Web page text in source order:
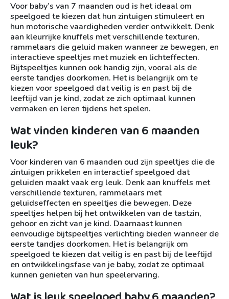
Voor baby’s van 7 maanden oud is het ideaal om
speelgoed te kiezen dat hun zintuigen stimuleert en
hun motorische vaardigheden verder ontwikkelt. Denk
aan kleurrijke knuffels met verschillende texturen,
rammelaars die geluid maken wanneer ze bewegen, en
interactieve speeltjes met muziek en lichteffecten.
Bijtspeeltjes kunnen ook handig zijn, vooral als de
eerste tandjes doorkomen. Het is belangrijk om te
kiezen voor speelgoed dat veilig is en past bij de
leeftijd van je kind, zodat ze zich optimaal kunnen
vermaken en leren tijdens het spelen.
Wat vinden kinderen van 6 maanden
leuk?
Voor kinderen van 6 maanden oud zijn speeltjes die de
zintuigen prikkelen en interactief speelgoed dat
geluiden maakt vaak erg leuk. Denk aan knuffels met
verschillende texturen, rammelaars met
geluidseffecten en speeltjes die bewegen. Deze
speeltjes helpen bij het ontwikkelen van de tastzin,
gehoor en zicht van je kind. Daarnaast kunnen
eenvoudige bijtspeeltjes verlichting bieden wanneer de
eerste tandjes doorkomen. Het is belangrijk om
speelgoed te kiezen dat veilig is en past bij de leeftijd
en ontwikkelingsfase van je baby, zodat ze optimaal
kunnen genieten van hun speelervaring.